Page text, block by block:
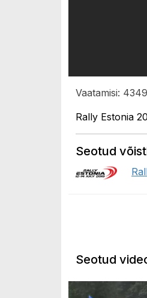
Vaatamisi:
Rally Estonia
Seotud
Seotud